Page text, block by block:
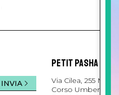
INVIA
PETIT PASHA
Via Cilea, 255 Napoli
Corso Umberto I